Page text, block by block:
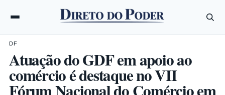
DF
Atuação do GDF em apoio ao
comércio é destaque no VII